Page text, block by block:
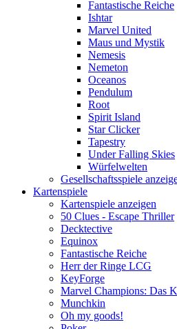
Fantastische Reiche
Ishtar
Marvel United
Maus und Mystik
Nemesis
Nemeton
Oceanos
Pendulum
Root
Spirit Island
Star Clicker
Tapestry
Under Falling Skies
Würfelwelten
Gesellschaftsspiele
Kartenspiele
Kartenspiele anzeigen
50 Clues - Escape Thriller
Decktective
Equinox
Fantastische Reiche
Herr der Ringe LCG
KeyForge
Marvel Champions: Das
Munchkin
Oh my goods!